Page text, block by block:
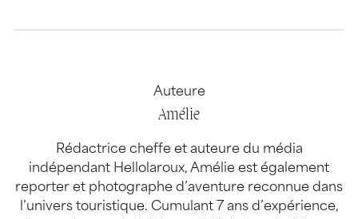
Auteure
Amélie
Rédactrice cheffe et auteure du média
indépendant Hellolaroux, Amélie est également
reporter et photographe d’aventure reconnue dans
l’univers touristique. Cumulant 7 ans d’expérience,